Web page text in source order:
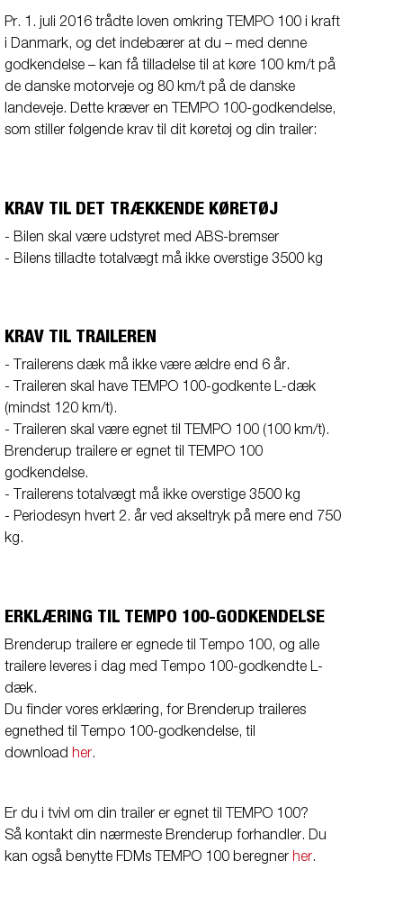
Pr. 1. juli 2016 trådte loven omkring TEMPO 100 i kraft
i Danmark, og det indebærer at du – med denne
godkendelse – kan få tilladelse til at køre 100 km/t på
de danske motorveje og 80 km/t på de danske
landeveje. Dette kræver en TEMPO 100-godkendelse,
som stiller følgende krav til dit køretøj og din trailer:
KRAV TIL DET TRÆKKENDE KØRETØJ
- Bilen skal være udstyret med ABS-bremser
- Bilens tilladte totalvægt må ikke overstige 3500 kg
KRAV TIL TRAILEREN
- Trailerens dæk må ikke være ældre end 6 år.
- Traileren skal have TEMPO 100-godkente L-dæk
(mindst 120 km/t).
- Traileren skal være egnet til TEMPO 100 (100 km/t).
Brenderup trailere er egnet til TEMPO 100
godkendelse.
- Trailerens totalvægt må ikke overstige 3500 kg
- Periodesyn hvert 2. år ved akseltryk på mere end 750
kg.
ERKLÆRING TIL TEMPO 100-GODKENDELSE
Brenderup trailere er egnede til Tempo 100, og alle
trailere leveres i dag med Tempo 100-godkendte L-
dæk.
Du finder vores erklæring, for Brenderup traileres
egnethed til Tempo 100-godkendelse, til
download her.
Er du i tvivl om din trailer er egnet til TEMPO 100?
Så kontakt din nærmeste Brenderup forhandler. Du
kan også benytte FDMs TEMPO 100 beregner her.